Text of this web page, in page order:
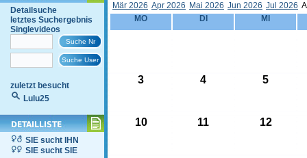
Detailsuche
letztes Suchergebnis
Singlevideos
zuletzt besucht
Lulu25
SIE sucht IHN
SIE sucht SIE
Mär 2026 Apr 2026 Mai 2026 Jun 2026 Jul 2026
MO
DI MI
3 4 5
10 11 12